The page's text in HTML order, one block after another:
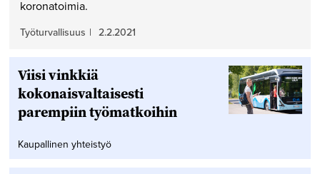
koronatoimia.
Työturvallisuus | 2.2.2021
Viisi vinkkiä
kokonaisvaltaisesti
parempiin työmatkoihin
Kaupallinen yhteistyö